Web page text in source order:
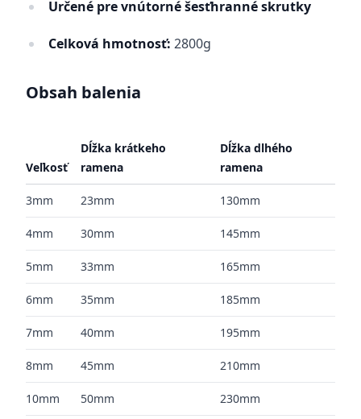
Určené pre vnútorné šesťhranné skrutky
Celková hmotnosť: 2800g
Obsah balenia
Veľkosť
Dĺžka krátkeho
ramena
Dĺžka dlhého
ramena
3mm 23mm 130mm
4mm 30mm 145mm
5mm 33mm 165mm
6mm 35mm 185mm
7mm 40mm 195mm
8mm 45mm 210mm
10mm 50mm 230mm